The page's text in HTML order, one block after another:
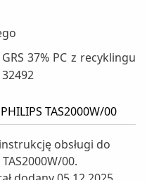
37% PC z recyklingu
TAS2000W/00
obsługi do
00.